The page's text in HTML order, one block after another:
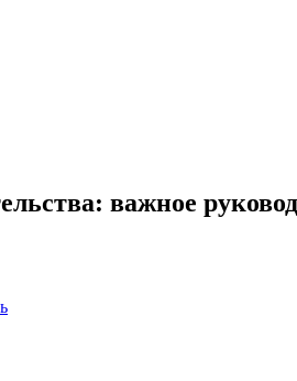
важное